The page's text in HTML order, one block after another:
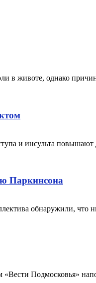
животе, однако
и инсульта
Паркинсона
обнаружили,
Подмосковья»